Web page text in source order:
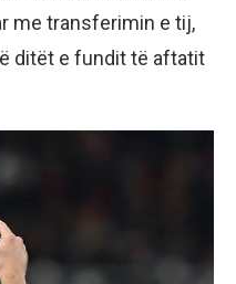
me transferimin e tij,
ditët e fundit të aftatit